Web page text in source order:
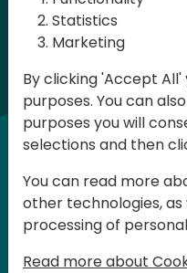
BC Day ES 2025,
usuarios y
365 Business
España. Aquí
compartir, tanto
como en la parte
La participación
necesario
son limitadas.
Statistics
Marketing
By clicking 'Accept
purposes. You can
purposes you will
selections and then
You can read more
other technologies,
processing of
Read more about